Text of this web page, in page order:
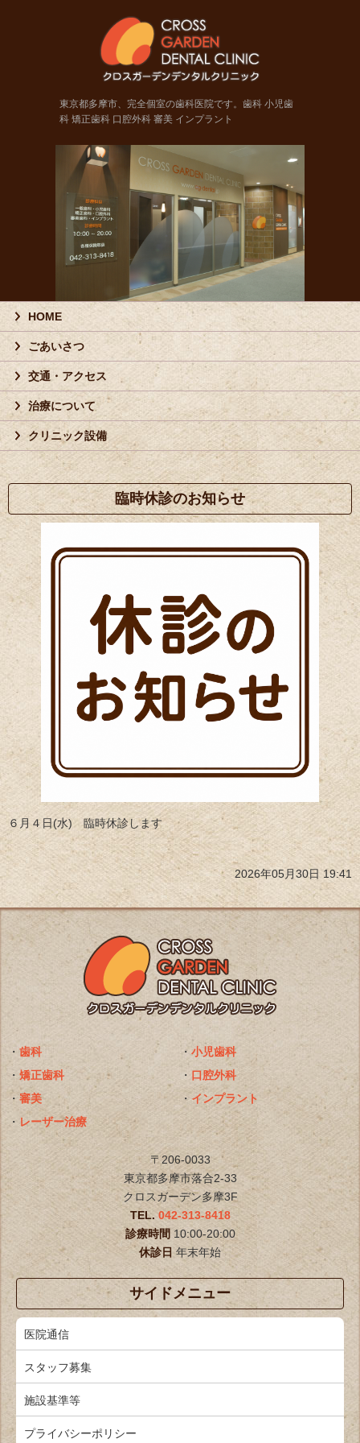
東京都多摩市、完全個室の歯科医院です。歯科 小児歯
科 矯正歯科 口腔外科 審美 インプラント
HOME
ごあいさつ
交通・アクセス
治療について
クリニック設備
臨時休診のお知らせ
６月４日(水) 臨時休診します
2026年05月30日 19:41
・ 歯科 ・小児歯科
・ 矯正歯科 ・ 口腔外科
・ 審美 ・インプラント
・ レーザー治療
〒206-0033
東京都多摩市落合2-33
クロスガーデン多摩3F
TEL. 042-313-8418
診療時間10:00-20:00
休診日年末年始
サイドメニュー
医院通信
スタッフ募集
施設基準等
プライバシーポリシー